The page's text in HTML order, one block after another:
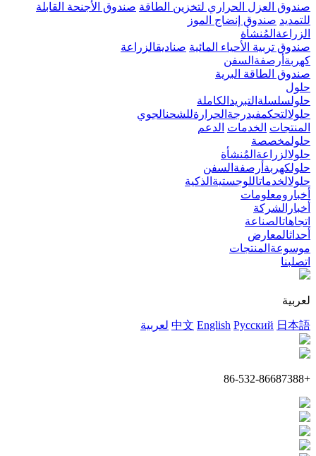
صندوق العزل الحراري لتخزين الطاقة صندوق الأجنحة القابلة
للتمديد صندوق إنضاج الموز
الزراعةالمُنشأة
صندوق تربية الأحياء المائية صناديقالزراعة
كهربةأرصفةالسفن
صندوق الطاقة البرية
حلول
حلولسلسلةالتبريدالكاملة
حلولالتحكمفيدرجةالحرارةللشحنالجوي
المنتجات الخدمات الدعم
حلولمخصصة
حلولالزراعةالمُنشأة
حلولكهربةأرصفةالسفن
حلولالخدماتاللوجستيةالذكية
أخبارومعلومات
أخبارالشركة
اتجاهاتالصناعة
أحداثالمعارض
موسوعةالمنتجات
اتصلبنا
لعربية
中文 English Русский 日本語 لعربية
+86-532-86687388